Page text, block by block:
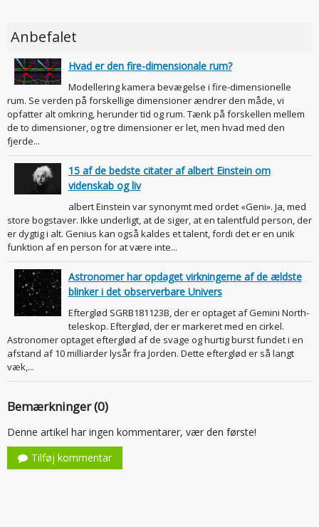
Anbefalet
Hvad er den fire-dimensionale rum?
Modellering kamera bevægelse i fire-dimensionelle
rum. Se verden på forskellige dimensioner ændrer den måde, vi
opfatter alt omkring, herunder tid og rum. Tænk på forskellen mellem
de to dimensioner, og tre dimensioner er let, men hvad med den
fjerde...
15 af de bedste citater af albert Einstein om
videnskab og liv
albert Einstein var synonymt med ordet «Geni». Ja, med
store bogstaver. Ikke underligt, at de siger, at en talentfuld person, der
er dygtig i alt. Genius kan også kaldes et talent, fordi det er en unik
funktion af en person for at være inte...
Astronomer har opdaget virkningerne af de ældste
blinker i det observerbare Univers
Efterglød SGRB181123B, der er optaget af Gemini North-
teleskop. Efterglød, der er markeret med en cirkel.
Astronomer optaget efterglød af de svage og hurtig burst fundet i en
afstand af 10 milliarder lysår fra Jorden. Dette efterglød er så langt
væk,...
Bemærkninger (0)
Denne artikel har ingen kommentarer, vær den første!
Tilføj kommentar